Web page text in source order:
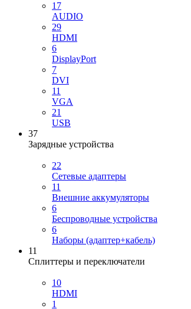
17
AUDIO
29
HDMI
6
DisplayPort
7
DVI
11
VGA
21
USB
37
Зарядные устройства
22
Сетевые адаптеры
11
Внешние аккумуляторы
6
Беспроводные устройства
6
Наборы (адаптер+кабель)
11
Сплиттеры и переключатели
10
HDMI
1